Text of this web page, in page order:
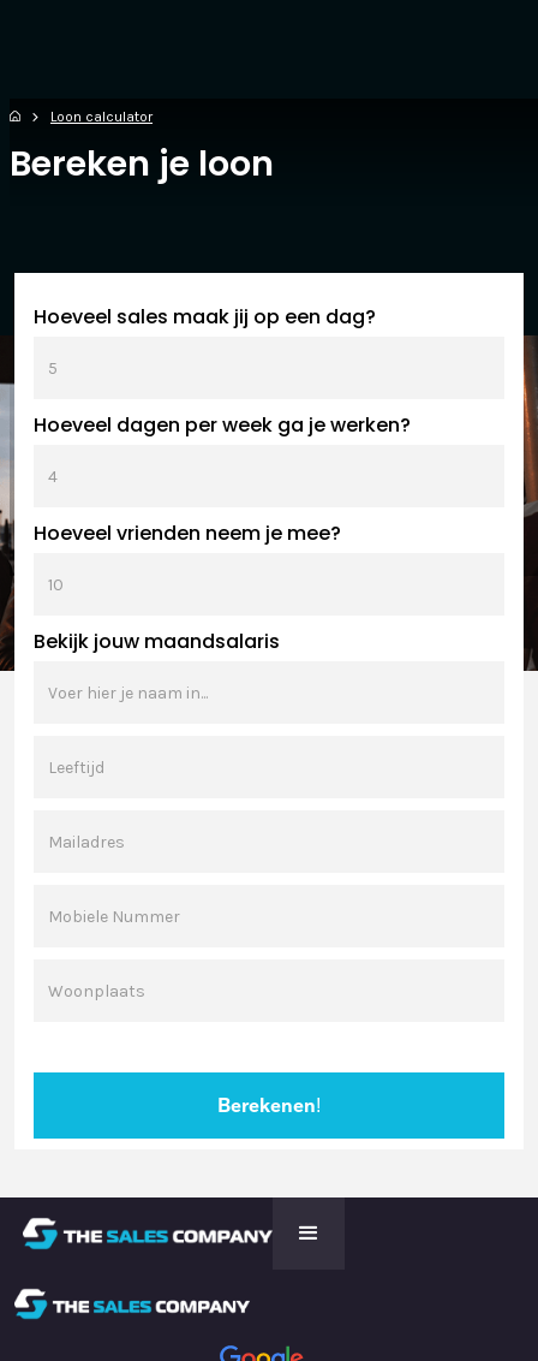
Loon calculator
Bereken je loon
Hoeveel sales maak jij op een dag?
Hoeveel dagen per week ga je werken?
Hoeveel vrienden neem je mee?
Bekijk jouw maandsalaris